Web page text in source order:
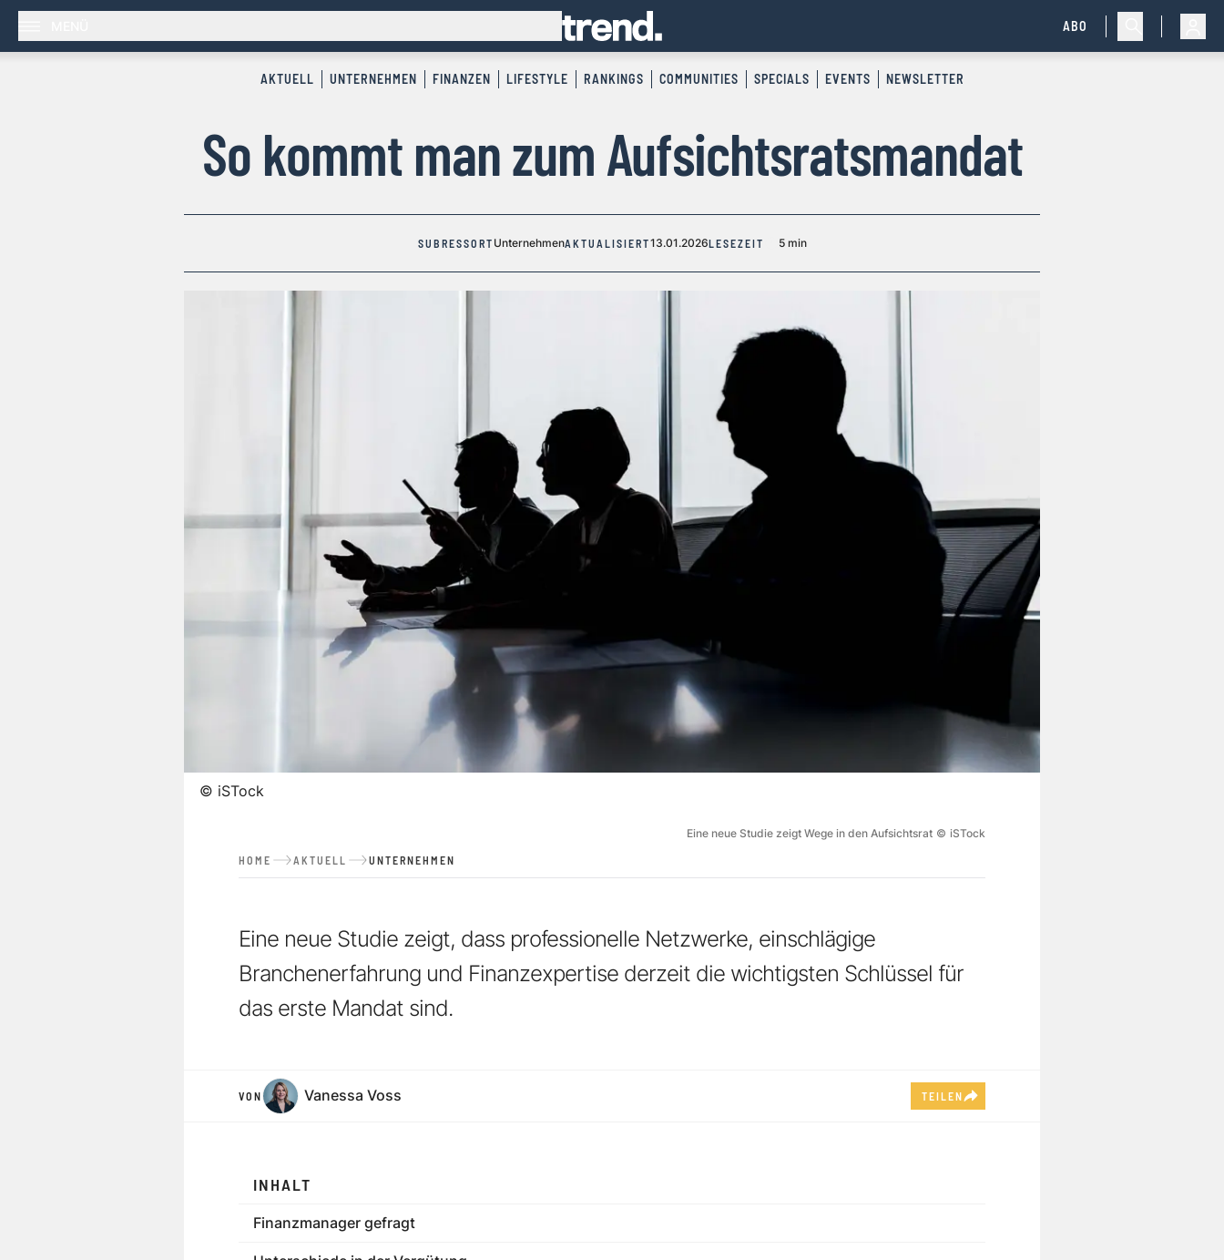
ABO
AKTUELL UNTERNEHMEN FINANZEN LIFESTYLE RANKINGS COMMUNITIES SPECIALS EVENTS NEWSLETTER
So kommt man zum Aufsichtsratsmandat
SUBRESSORT UnternehmenAKTUALISIERT13.01.2026LESEZEIT 5 min
© iSTock
Eine neue Studie zeigt Wege in den Aufsichtsrat © iSTock
HOME AKTUELL UNTERNEHMEN
Eine neue Studie zeigt, dass professionelle Netzwerke, einschlägige
Branchenerfahrung und Finanzexpertise derzeit die wichtigsten Schlüssel für
das erste Mandat sind.
VON Vanessa Voss TEILEN
INHALT
Finanzmanager gefragt